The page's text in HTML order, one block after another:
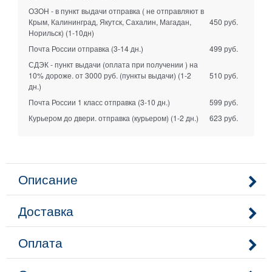
ОЗОН - в пункт выдачи отправка ( не отправляют в
Крым, Калининград, Якутск, Сахалин, Магадан,
Норильск) (1-10дн)
450 руб.
Почта России отправка (3-14 дн.)
499 руб.
СДЭК - пункт выдачи (оплата при получении ) на
10% дороже. от 3000 руб. (пункты выдачи) (1-2
дн.)
510 руб.
Почта России 1 класс отправка (3-10 дн.)
599 руб.
Курьером до двери. отправка (курьером) (1-2 дн.) 623 руб.
Описание
Доставка
Оплата